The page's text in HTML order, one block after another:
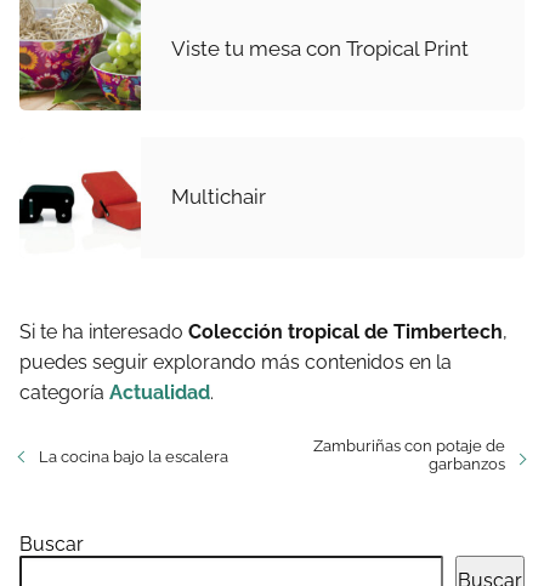
Viste tu mesa con Tropical Print
Multichair
Si te ha interesado Colección tropical de Timbertech,
puedes seguir explorando más contenidos en la
categoría Actualidad.
La cocina bajo la escalera
Zamburiñas con potaje de
garbanzos
Buscar
Buscar